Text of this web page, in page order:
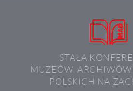
STAŁA
MUZEÓW,
POLSKICH NA